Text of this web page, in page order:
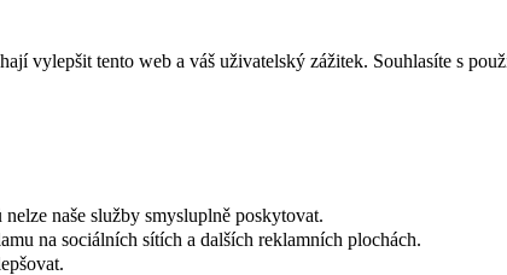
vylepšit tento web a váš uživatelský zážitek. Souhlasíte s
naše služby smysluplně poskytovat.
na sociálních sítích a dalších reklamních plochách.